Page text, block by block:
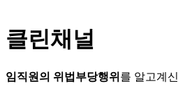
클린채널
임직원의 위법부당행위 를 알고계